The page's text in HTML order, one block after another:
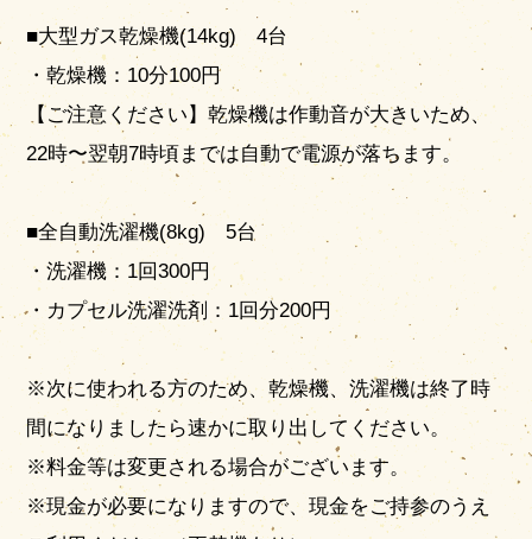
■大型ガス乾燥機(14kg) 4台
・乾燥機：10分100円
【ご注意ください】乾燥機は作動音が大きいため、
22時〜翌朝7時頃までは自動で電源が落ちます。
■全自動洗濯機(8kg) 5台
・洗濯機：1回300円
・カプセル洗濯洗剤：1回分200円
※次に使われる方のため、乾燥機、洗濯機は終了時
間になりましたら速かに取り出してください。
※料金等は変更される場合がございます。
※現金が必要になりますので、現金をご持参のうえ